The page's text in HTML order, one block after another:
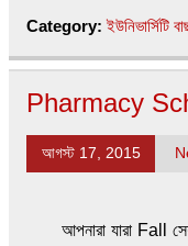
Category:ইউনিভার্সিটি
Pharmacy
আগস্ট 17, 2015
আপনারা যারা Fall